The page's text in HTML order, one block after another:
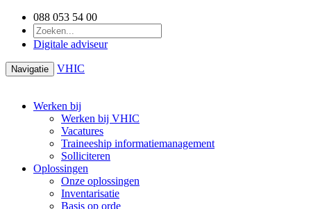
088 053 54 00
Digitale adviseur
Navigatie VHIC
Werken bij
Werken bij VHIC
Vacatures
Traineeship informatiemanagement
Solliciteren
Oplossingen
Onze oplossingen
Inventarisatie
Basis op orde